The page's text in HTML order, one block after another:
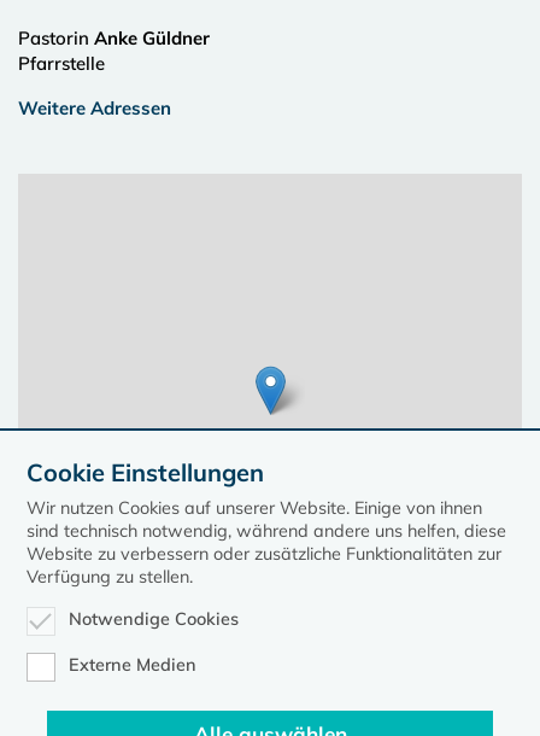
Pastorin Anke Güldner
Pfarrstelle
Weitere Adressen
Cookie Einstellungen
Wir nutzen Cookies auf unserer Website. Einige von ihnen
sind technisch notwendig, während andere uns helfen, diese
Website zu verbessern oder zusätzliche Funktionalitäten zur
Verfügung zu stellen.
Notwendige Cookies
Externe Medien